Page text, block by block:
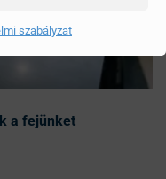
szabályzat
a fejünket